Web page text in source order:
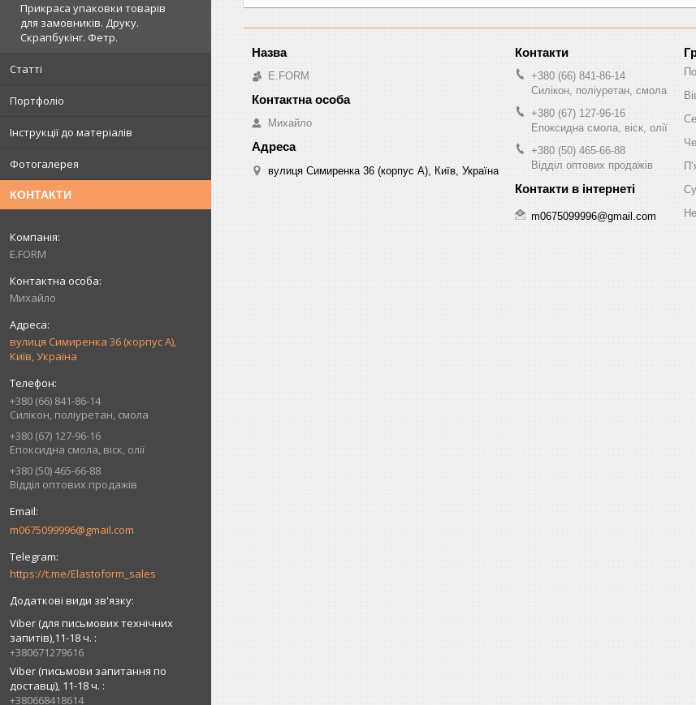
Прикраса упаковки товарів
для замовників. Друку.
Скрапбукінг. Фетр.
Статті
Портфоліо
Інструкції до матеріалів
Фотогалерея
КОНТАКТИ
E.FORM
Михайло
вулиця Симиренка 36 (корпус А),
Київ, Україна
+380 (66) 841-86-14
Силікон, поліуретан, смола
+380 (67) 127-96-16
Епоксидна смола, віск, олії
+380 (50) 465-66-88
Відділ оптових продажів
m0675099996@gmail.com
https://t.me/Elastoform_sales
Viber (для письмових технічних
запитів),11-18 ч.
+380671279616
Viber (письмови запитання по
доставці), 11-18 ч.
+380668418614
E.FORM
Михайло
вулиця Симиренка 36 (корпус А), Київ, Україна
+380 (66) 841-86-14
Силікон, поліуретан, смола
+380 (67) 127-96-16
Епоксидна смола, віск, олії
+380 (50) 465-66-88
Відділ оптових продажів
m0675099996@gmail.com